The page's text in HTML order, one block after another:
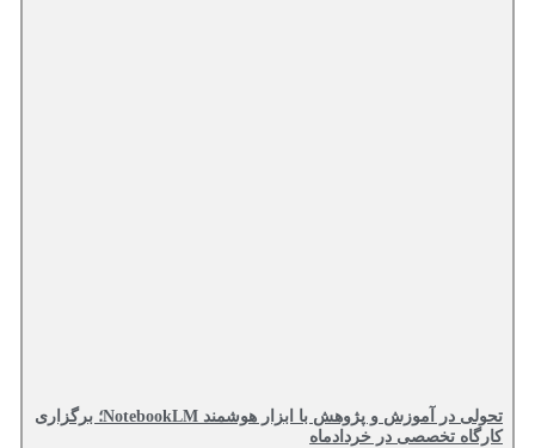
تحولی در آموزش و پژوهش با ابزار هوشمند NotebookLM؛ برگزاری
کارگاه تخصصی در خردادماه